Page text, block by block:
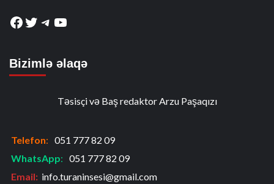
Facebook
Twitter
Telegram
YouTube
Bizimlə əlaqə
Təsisçi və Baş redaktor Arzu Paşaqızı
Telefon: 051 777 82 09
WhatsApp: 051 777 82 09
Email: info.turaninsesi@gmail.com